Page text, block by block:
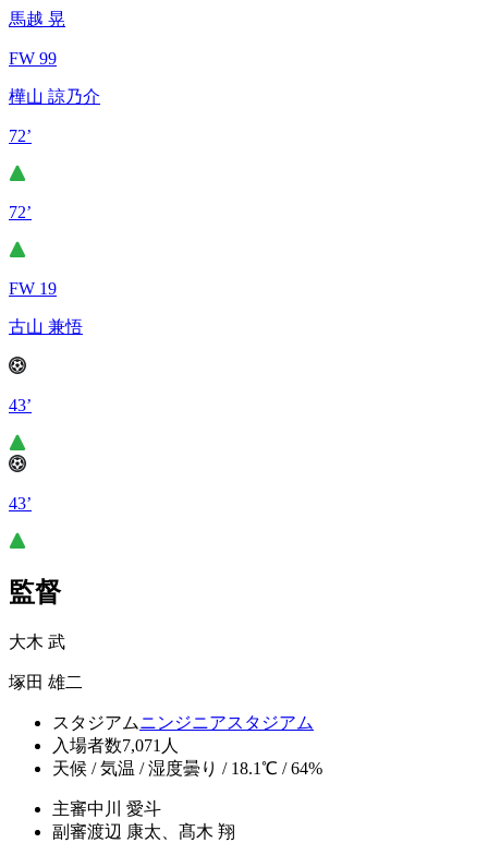
馬越 晃
FW 99
樺山 諒乃介
72’
72’
FW 19
古山 兼悟
43’
43’
監督
大木 武
塚田 雄二
スタジアムニンジニアスタジアム
入場者数7,071人
天候 / 気温 / 湿度曇り / 18.1℃ / 64%
主審中川 愛斗
副審渡辺 康太、髙木 翔